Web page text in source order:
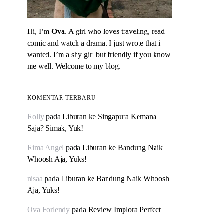
Hi, I’m Ova. A girl who loves traveling, read
comic and watch a drama. I just wrote that i
wanted. I’m a shy girl but friendly if you know
me well. Welcome to my blog.
KOMENTAR TERBARU
Rolly pada Liburan ke Singapura Kemana
Saja? Simak, Yuk!
Rima Angel pada Liburan ke Bandung Naik
Whoosh Aja, Yuks!
nisaa pada Liburan ke Bandung Naik Whoosh
Aja, Yuks!
Ova Forlendy pada Review Implora Perfect